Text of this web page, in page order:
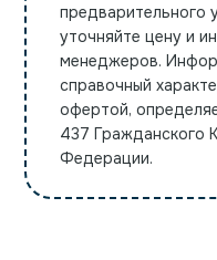
предварительного
уточняйте цену и
менеджеров.
справочный
офертой,
437 Гражданского
Федерации.